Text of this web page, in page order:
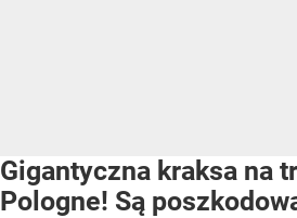
Gigantyczna kraksa na
Pologne! Są